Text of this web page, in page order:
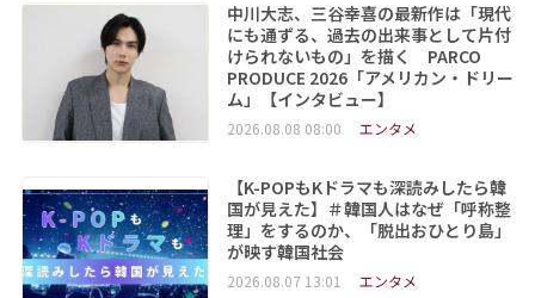
中川大志、三谷幸喜の最新作は「現代
にも通ずる、過去の出来事として片付
けられないもの」を描く PARCO
PRODUCE 2026「アメリカン・ドリー
ム」【インタビュー】
2026.08.08 08:00 エンタメ
【K-POPもKドラマも深読みしたら韓
国が見えた】＃韓国人はなぜ「呼称整
理」をするのか、「脱出おひとり島」
が映す韓国社会
2026.08.07 13:01 エンタメ